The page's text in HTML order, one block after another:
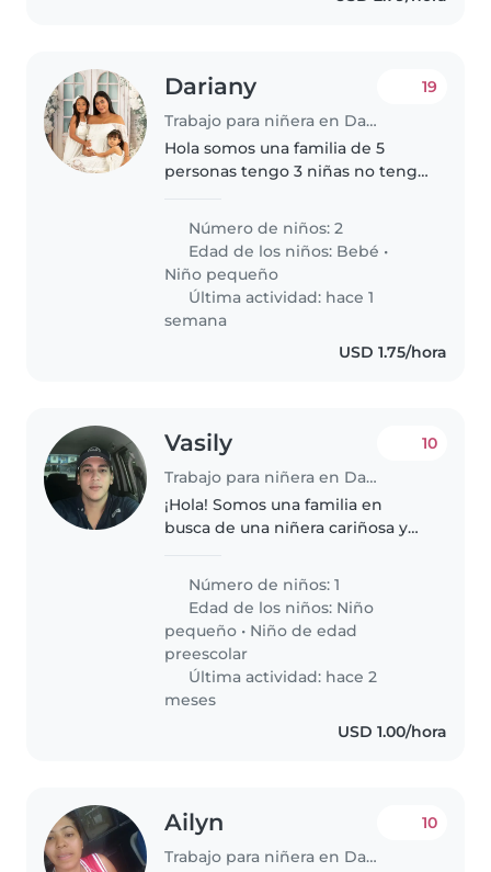
Dariany
Trabajo para niñera en David
19
Hola somos una familia de 5
personas tengo 3 niñas no tengo
busco niñera para mi nena
pequeña más que nada para el
cuido de ella estar al pendiente
solo..
Número de niños: 2
Edad de los niños: Bebé •
Niño pequeño
Última actividad: hace 1
semana
USD 1.75/hora
Vasily
Trabajo para niñera en David
10
¡Hola! Somos una familia en
busca de una niñera cariñosa y
pequeña de 2 años. Nuestro
hijo/a es curioso/a, creativo/a y
muy juguetón/a. Necesitamos a
alguien..
Número de niños: 1
Edad de los niños: Niño
pequeño • Niño de edad
preescolar
Última actividad: hace 2
meses
USD 1.00/hora
Ailyn
Trabajo para niñera en David
10